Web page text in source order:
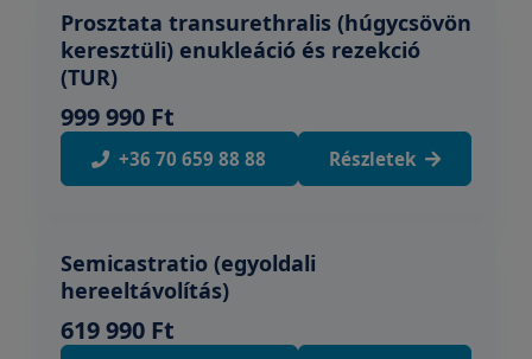
Prosztata transurethralis (húgycsövön
keresztüli) enukleáció és rezekció
(TUR)
999 990 Ft
+36 70 659 88 88 Részletek
Semicastratio (egyoldali
hereeltávolítás)
619 990 Ft